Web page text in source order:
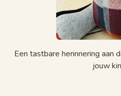
Een tastbare herinnering aan
jouw